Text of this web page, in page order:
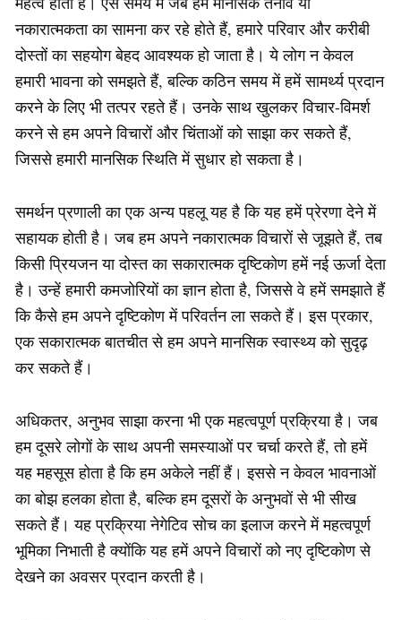
नकारात्मकता का सामना कर रहे होते हैं, हमारे परिवार और करीबी
दोस्तों का सहयोग बेहद आवश्यक हो जाता है। ये लोग न केवल
हमारी भावना को समझते हैं, बल्कि कठिन समय में हमें सामर्थ्य प्रदान
करने के लिए भी तत्पर रहते हैं। उनके साथ खुलकर विचार-विमर्श
करने से हम अपने विचारों और चिंताओं को साझा कर सकते हैं,
जिससे हमारी मानसिक स्थिति में सुधार हो सकता है।
समर्थन प्रणाली का एक अन्य पहलू यह है कि यह हमें प्रेरणा देने में
सहायक होती है। जब हम अपने नकारात्मक विचारों से जूझते हैं, तब
किसी प्रियजन या दोस्त का सकारात्मक दृष्टिकोण हमें नई ऊर्जा देता
है। उन्हें हमारी कमजोरियों का ज्ञान होता है, जिससे वे हमें समझाते हैं
कि कैसे हम अपने दृष्टिकोण में परिवर्तन ला सकते हैं। इस प्रकार,
एक सकारात्मक बातचीत से हम अपने मानसिक स्वास्थ्य को सुदृढ़
कर सकते हैं।
अधिकतर, अनुभव साझा करना भी एक महत्वपूर्ण प्रक्रिया है। जब
हम दूसरे लोगों के साथ अपनी समस्याओं पर चर्चा करते हैं, तो हमें
यह महसूस होता है कि हम अकेले नहीं हैं। इससे न केवल भावनाओं
का बोझ हलका होता है, बल्कि हम दूसरों के अनुभवों से भी सीख
सकते हैं। यह प्रक्रिया नेगेटिव सोच का इलाज करने में महत्वपूर्ण
भूमिका निभाती है क्योंकि यह हमें अपने विचारों को नए दृष्टिकोण से
देखने का अवसर प्रदान करती है।